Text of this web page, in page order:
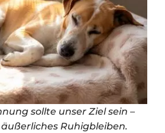
sollte unser Ziel sein –
Ruhigbleiben.